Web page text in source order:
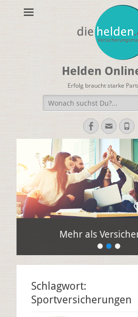
Helden
Erfolg braucht starke
•••
Mehr als
Schlagwort:
Sportversicherungen